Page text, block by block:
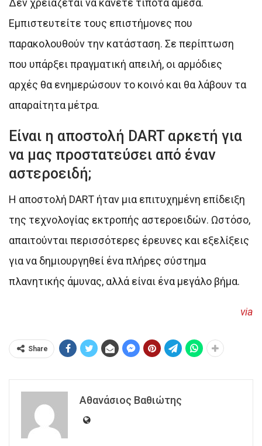
Εμπιστευτείτε τους επιστήμονες που
παρακολουθούν την κατάσταση. Σε περίπτωση
που υπάρξει πραγματική απειλή, οι αρμόδιες
αρχές θα ενημερώσουν το κοινό και θα λάβουν τα
απαραίτητα μέτρα.
Είναι η αποστολή DART αρκετή για
να μας προστατεύσει από έναν
αστεροειδή;
Η αποστολή DART ήταν μια επιτυχημένη επίδειξη
της τεχνολογίας εκτροπής αστεροειδών. Ωστόσο,
απαιτούνται περισσότερες έρευνες και εξελίξεις
για να δημιουργηθεί ένα πλήρες σύστημα
πλανητικής άμυνας, αλλά είναι ένα μεγάλο βήμα.
via
Share
Αθανάσιος Βαθιώτης